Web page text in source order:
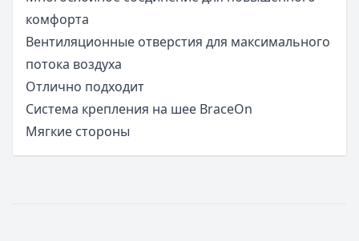
комфорта
Вентиляционные отверстия для максимального
потока воздуха
Отлично подходит
Система крепления на шее BraceOn
Мягкие стороны